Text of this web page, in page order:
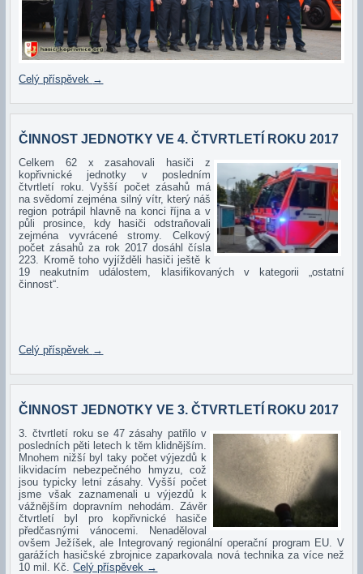
Celý příspěvek →
ČINNOST JEDNOTKY VE 4. ČTVRTLETÍ ROKU 2017
Celkem 62 x zasahovali hasiči z
kopřivnické jednotky v posledním
čtvrtletí roku. Vyšší počet zásahů má
na svědomí zejména silný vítr, který náš
region potrápil hlavně na konci října a v
půli prosince, kdy hasiči odstraňovali
zejména vyvrácené stromy. Celkový
počet zásahů za rok 2017 dosáhl čísla
223. Kromě toho vyjížděli hasiči ještě k
19 neakutním událostem, klasifikovaných v kategorii „ostatní
činnost“.
Celý příspěvek →
ČINNOST JEDNOTKY VE 3. ČTVRTLETÍ ROKU 2017
3. čtvrtletí roku se 47 zásahy patřilo v
posledních pěti letech k těm klidnějším.
Mnohem nižší byl taky počet výjezdů k
likvidacím nebezpečného hmyzu, což
jsou typicky letní zásahy. Vyšší počet
jsme však zaznamenali u výjezdů k
vážnějším dopravním nehodám. Závěr
čtvrtletí byl pro kopřivnické hasiče
předčasnými vánocemi. Nenaděloval
ovšem Ježíšek, ale Integrovaný regionální operační program EU. V
garážích hasičské zbrojnice zaparkovala nová technika za více než
10 mil. Kč.Celý příspěvek →